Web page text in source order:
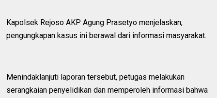
Kapolsek Rejoso AKP Agung Prasetyo menjelaskan,
pengungkapan kasus ini berawal dari informasi masyarakat.
Menindaklanjuti laporan tersebut, petugas melakukan
serangkaian penyelidikan dan memperoleh informasi bahwa